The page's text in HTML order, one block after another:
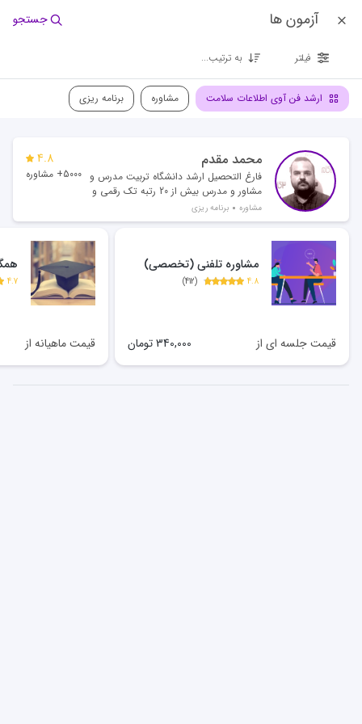
آزمون ها جستجو
فیلتر به ترتیب...
ارشد فن آوی اطلاعات سلامت مشاوره برنامه ریزی
محمد مقدم
فارغ التحصیل ارشد دانشگاه تربیت مدرس و
مشاور و مدرس بیش از 20 رتبه تک رقمی و
بیش از 500 رتبه دو رقمی
مشاوره برنامه ریزی
4.8
5000+ مشاوره
مشاوره تلفنی (تخصصی)
4.8
(
412
)
قیمت جلسه ای از 340,000تومان
4.7
قیمت ماهیانه از